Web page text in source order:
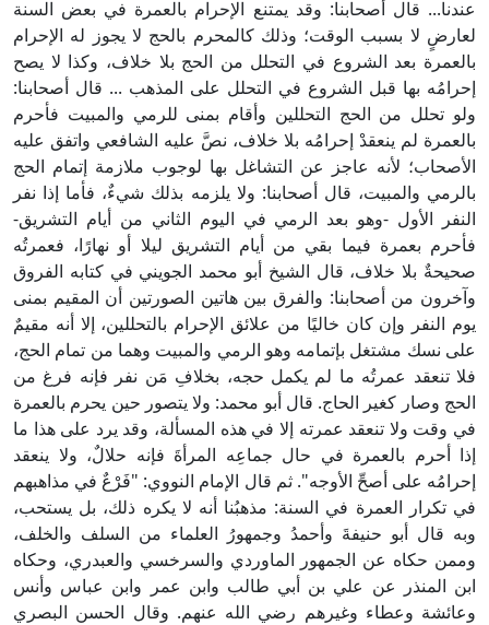
عندنا... قال أصحابنا: وقد يمتنع الإحرام بالعمرة في بعض السنة
لعارضٍ لا بسبب الوقت؛ وذلك كالمحرم بالحج لا يجوز له الإحرام
بالعمرة بعد الشروع في التحلل من الحج بلا خلاف، وكذا لا يصح
إحرامُه بها قبل الشروع في التحلل على المذهب ... قال أصحابنا:
ولو تحلل من الحج التحللين وأقام بمنى للرمي والمبيت فأحرم
بالعمرة لم ينعقدْ إحرامُه بلا خلاف، نصَّ عليه الشافعي واتفق عليه
الأصحاب؛ لأنه عاجز عن التشاغل بها لوجوب ملازمة إتمام الحج
بالرمي والمبيت، قال أصحابنا: ولا يلزمه بذلك شيءٌ، فأما إذا نفر
النفر الأول -وهو بعد الرمي في اليوم الثاني من أيام التشريق-
فأحرم بعمرة فيما بقي من أيام التشريق ليلا أو نهارًا، فعمرتُه
صحيحةٌ بلا خلاف، قال الشيخ أبو محمد الجويني في كتابه الفروق
وآخرون من أصحابنا: والفرق بين هاتين الصورتين أن المقيم بمنى
يوم النفر وإن كان خاليًا من علائق الإحرام بالتحللين، إلا أنه مقيمٌ
على نسك مشتغل بإتمامه وهو الرمي والمبيت وهما من تمام الحج،
فلا تنعقد عمرتُه ما لم يكمل حجه، بخلافِ مَن نفر فإنه فرغ من
الحج وصار كغير الحاج. قال أبو محمد: ولا يتصور حين يحرم بالعمرة
في وقت ولا تنعقد عمرته إلا في هذه المسألة، وقد يرد على هذا ما
إذا أحرم بالعمرة في حال جماعِه المرأةَ فإنه حلالٌ، ولا ينعقد
إحرامُه على أصحِّ الأوجه". ثم قال الإمام النووي: "فَرْعٌ في مذاهبهم
في تكرار العمرة في السنة: مذهبُنا أنه لا يكره ذلك، بل يستحب،
وبه قال أبو حنيفةَ وأحمدُ وجمهورُ العلماء من السلف والخلف،
وممن حكاه عن الجمهور الماوردي والسرخسي والعبدري، وحكاه
ابن المنذر عن علي بن أبي طالب وابن عمر وابن عباس وأنس
وعائشة وعطاء وغيرهم رضي الله عنهم. وقال الحسن البصري